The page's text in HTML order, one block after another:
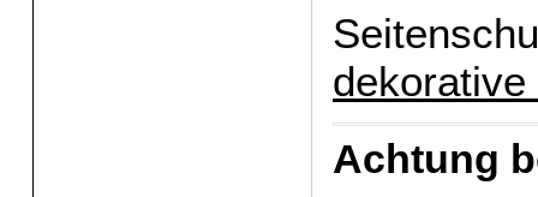
Achtung